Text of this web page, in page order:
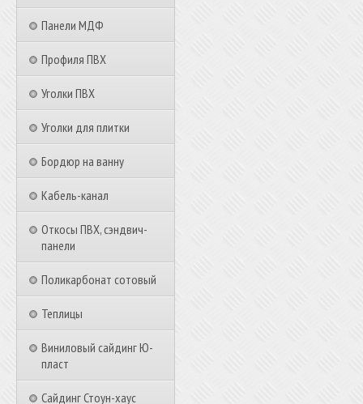
Панели МДФ
Профиля ПВХ
Уголки ПВХ
Уголки для плитки
Бордюр на ванну
Кабель-канал
Откосы ПВХ, сэндвич-
панели
Поликарбонат сотовый
Теплицы
Виниловый сайдинг Ю-
пласт
Сайдинг Стоун-хаус